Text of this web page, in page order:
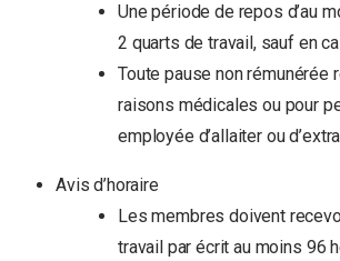
Une période de repos d’au
2 quarts de travail, sauf en
Toute pause non rémunérée
raisons médicales ou pour
employée d’allaiter ou
Avis d’horaire
Les membres doivent
travail par écrit au moins 96